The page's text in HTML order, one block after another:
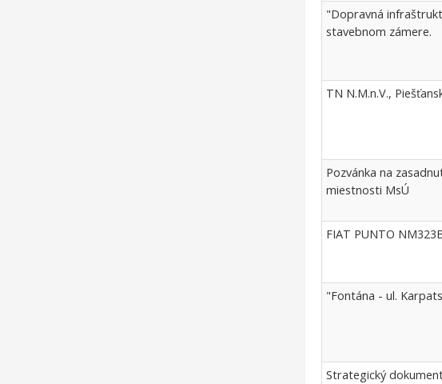
"Dopravná
stavebnom zámere.
TN N.M.n.V.,
Pozvánka na
miestnosti MsÚ
FIAT PUNTO
"Fontána - ul.
Strategický